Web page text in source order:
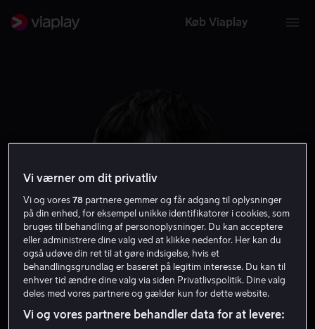
Køb Viaplay
Bruce Lee
Skuespiller Instruktør Producer
Vi værner om dit privatliv
Vi og vores78 partnere gemmer og får adgang til oplysninger
på din enhed, for eksempel unikke identifikatorer i cookies, som
bruges til behandling af personoplysninger. Du kan acceptere
eller administrere dine valg ved at klikke nedenfor. Her kan du
også udøve din ret til at gøre indsigelse, hvis et
behandlingsgrundlag er baseret på legitim interesse. Du kan til
enhver tid ændre dine valg via siden Privatlivspolitik. Dine valg
deles med vores partnere og gælder kun for dette website.
Vi og vores partnere behandler data for at levere: